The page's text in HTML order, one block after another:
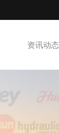
资讯动态